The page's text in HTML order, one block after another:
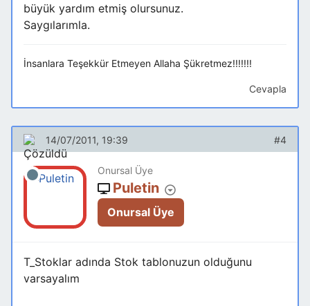
büyük yardım etmiş olursunuz.
Saygılarımla.
İnsanlara Teşekkür Etmeyen Allaha Şükretmez!!!!!!!
Cevapla
14/07/2011, 19:39 #4
Onursal Üye
Puletin
Onursal Üye
T_Stoklar adında Stok tablonuzun olduğunu
varsayalım